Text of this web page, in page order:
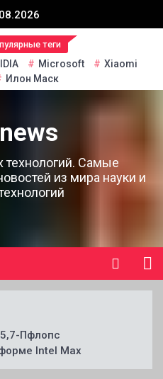
теги
Microsoft
Xiaomi
Илон Маск
Самые
из мира науки и
Пфлопс
Intel Max